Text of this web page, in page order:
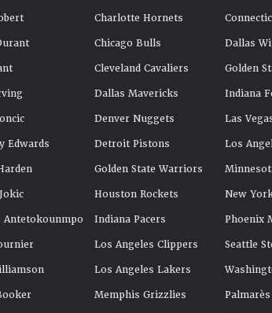
Edwards
Antetokounmpo
Charlotte Hornets
Chicago Bulls
Cleveland Cavaliers
Dallas Mavericks
Denver Nuggets
Detroit Pistons
Golden State Warriors
Houston Rockets
Indiana Pacers
Los Angeles Clippers
Los Angeles Lakers
Memphis Grizzlies
Dallas
Golden
Indiana
Las
Los
New
Phoenix
Seattle